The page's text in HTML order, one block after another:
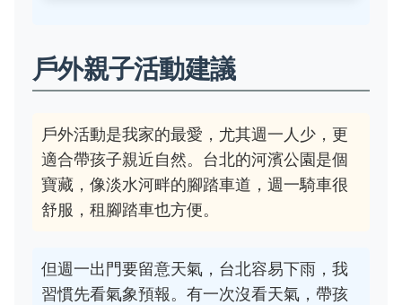
戶外親子活動建議
戶外活動是我家的最愛，尤其週一人少，更
適合帶孩子親近自然。台北的河濱公園是個
寶藏，像淡水河畔的腳踏車道，週一騎車很
舒服，租腳踏車也方便。
但週一出門要留意天氣，台北容易下雨，我
習慣先看氣象預報。有一次沒看天氣，帶孩